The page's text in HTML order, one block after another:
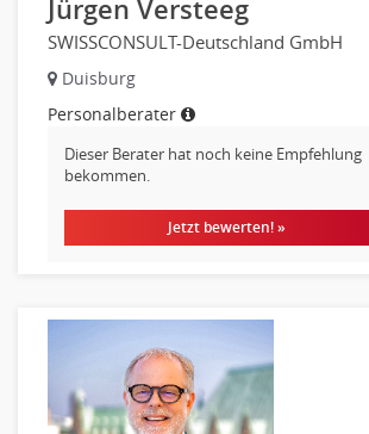
Nahrungsmittelherstellung, -verarbeitung
Reiseverkehr, Touristik
Sicherheitsdienste, Schutzdienste
Automatisierungstechnik
Elektrotechnik, Elektronik
Fahrzeugtechnik
Fertigungstechnik
gebaeude-versorgungs-sicherheitstechnik
Kunststofftechnik
Jürgen Versteeg
SWISSCONSULT-Deutschland GmbH
Duisburg
Personalberater
Dieser Berater hat noch keine Empfehlung
bekommen.
Jetzt bewerten! »